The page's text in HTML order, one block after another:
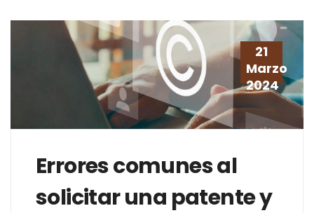
21
Marzo
2024
Errores comunes al
solicitar una patente y